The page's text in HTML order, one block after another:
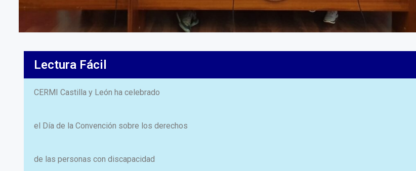
Lectura Fácil
CERMI Castilla y León ha celebrado
el Día de la Convención sobre los derechos
de las personas con discapacidad